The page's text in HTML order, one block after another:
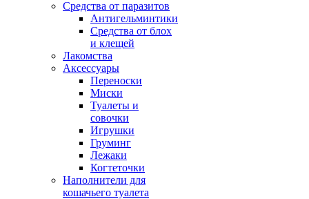
Средства от паразитов
Антигельминтики
Средства от блох
и клещей
Лакомства
Аксессуары
Переноски
Миски
Туалеты и
совочки
Игрушки
Груминг
Лежаки
Когтеточки
Наполнители для
кошачьего туалета